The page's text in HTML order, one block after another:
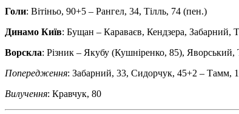
Голи: Вітіньо, 90+5 – Рангел, 34, Тілль, 74 (пен.)
Динамо Київ: Бущан – Караваєв, Кендзера,
Ворскла: Різник – Якубу (Кушніренко, 85),
Попередження: Забарний, 33, Сидорчук, 45+2 – Тамм,
Вилучення: Кравчук, 80